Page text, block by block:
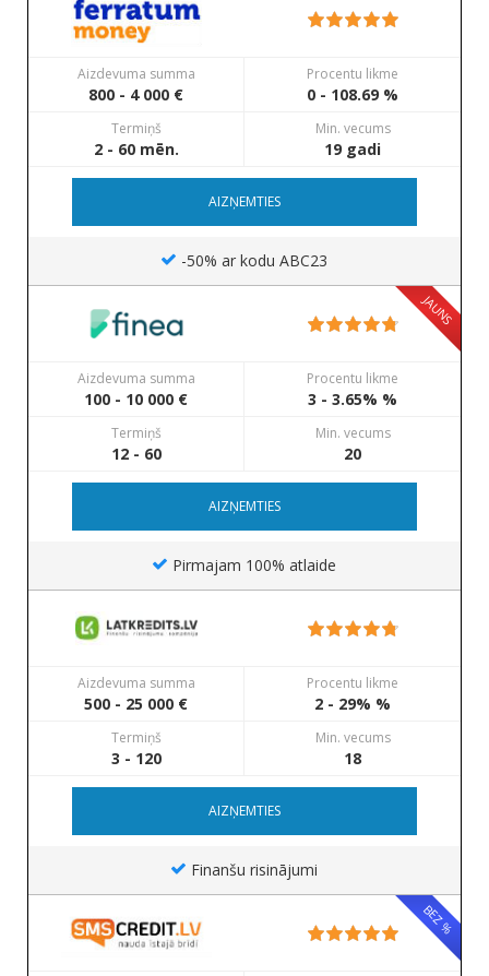
Aizdevuma summa
800 - 4 000 €
Procentu likme
0 - 108.69 %
Termiņš
2 - 60 mēn.
Min. vecums
19 gadi
AIZŅEMTIES
-50% ar kodu ABC23
JAUNS
Aizdevuma summa
100 - 10 000 €
Procentu likme
3 - 3.65% %
Termiņš
12 - 60
Min. vecums
20
AIZŅEMTIES
Pirmajam 100% atlaide
Aizdevuma summa
500 - 25 000 €
Procentu likme
2 - 29% %
Termiņš
3 - 120
Min. vecums
18
AIZŅEMTIES
Finanšu risinājumi
BEZ %